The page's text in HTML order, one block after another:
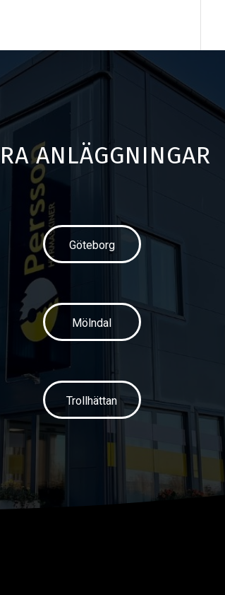
ANLÄGGNINGAR
Göteborg
Mölndal
Trollhättan